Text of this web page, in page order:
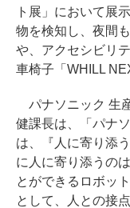
ト展」において展
物を検知し、夜間
や、アクセシビリ
車椅子「WHILL
パナソニック 生
健課長は、「パナ
は、『人に寄り添
に人に寄り添うの
とができるロボッ
として、人との接